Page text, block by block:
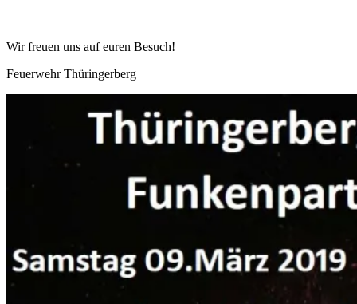
Wir freuen uns auf euren Besuch!
Feuerwehr Thüringerberg